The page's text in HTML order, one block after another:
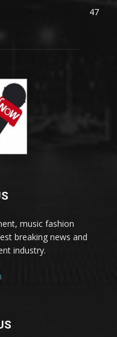
47
music fashion
breaking news and
industry.